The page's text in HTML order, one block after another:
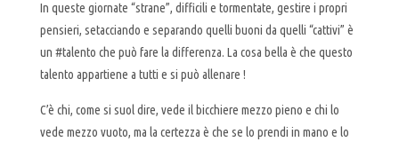
In queste giornate “strane”, difficili e tormentate, gestire i propri
pensieri, setacciando e separando quelli buoni da quelli “cattivi” è
un #talento che può fare la differenza. La cosa bella è che questo
talento appartiene a tutti e si può allenare !
C’è chi, come si suol dire, vede il bicchiere mezzo pieno e chi lo
vede mezzo vuoto, ma la certezza è che se lo prendi in mano e lo